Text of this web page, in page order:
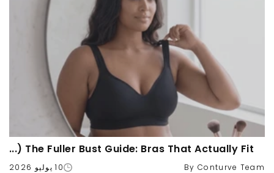
The Fuller Bust Guide: Bras That Actually Fit (...
By Conturve Team 10 يوليو 2026